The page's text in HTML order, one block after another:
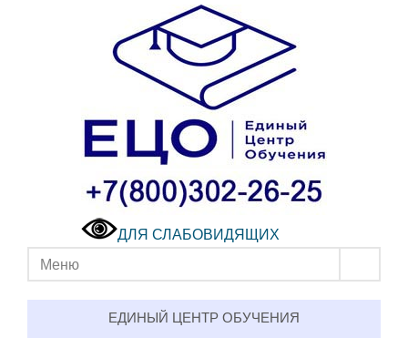
ДЛЯ СЛАБОВИДЯЩИХ
Меню
ЕДИНЫЙ ЦЕНТР ОБУЧЕНИЯ